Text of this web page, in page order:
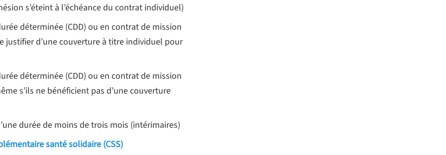
s’éteint à l’échéance du contrat individuel)
déterminée (CDD) ou en contrat de mission
justifier d’une couverture à titre individuel pour
déterminée (CDD) ou en contrat de mission
s’ils ne bénéficient pas d’une couverture
durée de moins de trois mois (intérimaires)
santé solidaire (CSS)